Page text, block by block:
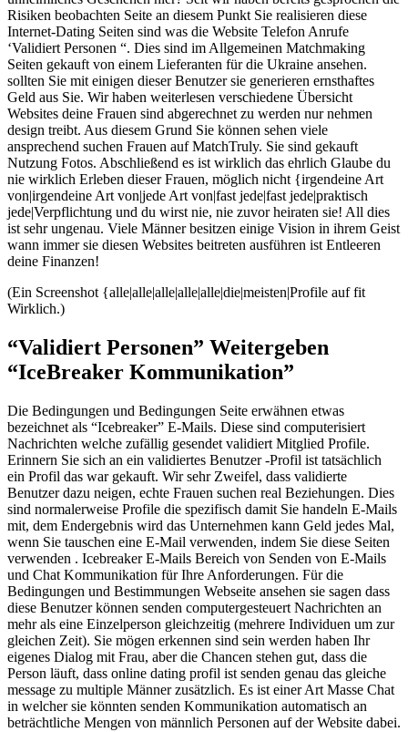
Risiken beobachten Seite an diesem Punkt Sie realisieren diese
Internet-Dating Seiten sind was die Website Telefon Anrufe
‘Validiert Personen “. Dies sind im Allgemeinen Matchmaking
Seiten gekauft von einem Lieferanten für die Ukraine ansehen.
sollten Sie mit einigen dieser Benutzer sie generieren ernsthaftes
Geld aus Sie. Wir haben weiterlesen verschiedene Übersicht
Websites deine Frauen sind abgerechnet zu werden nur nehmen
design treibt. Aus diesem Grund Sie können sehen viele
ansprechend suchen Frauen auf MatchTruly. Sie sind gekauft
Nutzung Fotos. Abschließend es ist wirklich das ehrlich Glaube du
nie wirklich Erleben dieser Frauen, möglich nicht {irgendeine Art
von|irgendeine Art von|jede Art von|fast jede|fast jede|praktisch
jede|Verpflichtung und du wirst nie, nie zuvor heiraten sie! All dies
ist sehr ungenau. Viele Männer besitzen einige Vision in ihrem Geist
wann immer sie diesen Websites beitreten ausführen ist Entleeren
deine Finanzen!
(Ein Screenshot {alle|alle|alle|alle|alle|die|meisten|Profile auf fit
Wirklich.)
“Validiert Personen” Weitergeben
“IceBreaker Kommunikation”
Die Bedingungen und Bedingungen Seite erwähnen etwas
bezeichnet als “Icebreaker” E-Mails. Diese sind computerisiert
Nachrichten welche zufällig gesendet validiert Mitglied Profile.
Erinnern Sie sich an ein validiertes Benutzer -Profil ist tatsächlich
ein Profil das war gekauft. Wir sehr Zweifel, dass validierte
Benutzer dazu neigen, echte Frauen suchen real Beziehungen. Dies
sind normalerweise Profile die spezifisch damit Sie handeln E-Mails
mit, dem Endergebnis wird das Unternehmen kann Geld jedes Mal,
wenn Sie tauschen eine E-Mail verwenden, indem Sie diese Seiten
verwenden . Icebreaker E-Mails Bereich von Senden von E-Mails
und Chat Kommunikation für Ihre Anforderungen. Für die
Bedingungen und Bestimmungen Webseite ansehen sie sagen dass
diese Benutzer können senden computergesteuert Nachrichten an
mehr als eine Einzelperson gleichzeitig (mehrere Individuen um zur
gleichen Zeit). Sie mögen erkennen sind sein werden haben Ihr
eigenes Dialog mit Frau, aber die Chancen stehen gut, dass die
Person läuft, dass online dating profil ist senden genau das gleiche
message zu multiple Männer zusätzlich. Es ist einer Art Masse Chat
in welcher sie könnten senden Kommunikation automatisch an
beträchtliche Mengen von männlich Personen auf der Website dabei.